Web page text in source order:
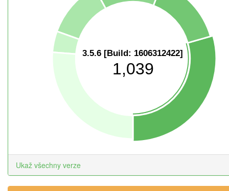
3.5.6 [Build: 1606312422]
1,039
Ukaž všechny verze